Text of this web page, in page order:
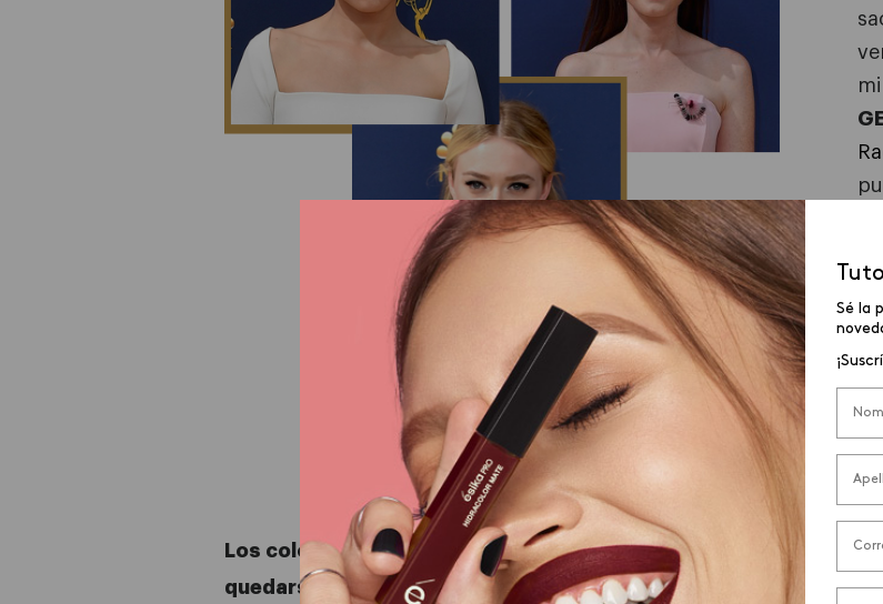
Los colores atrevidos llegaron para
quedarse.
Sé la